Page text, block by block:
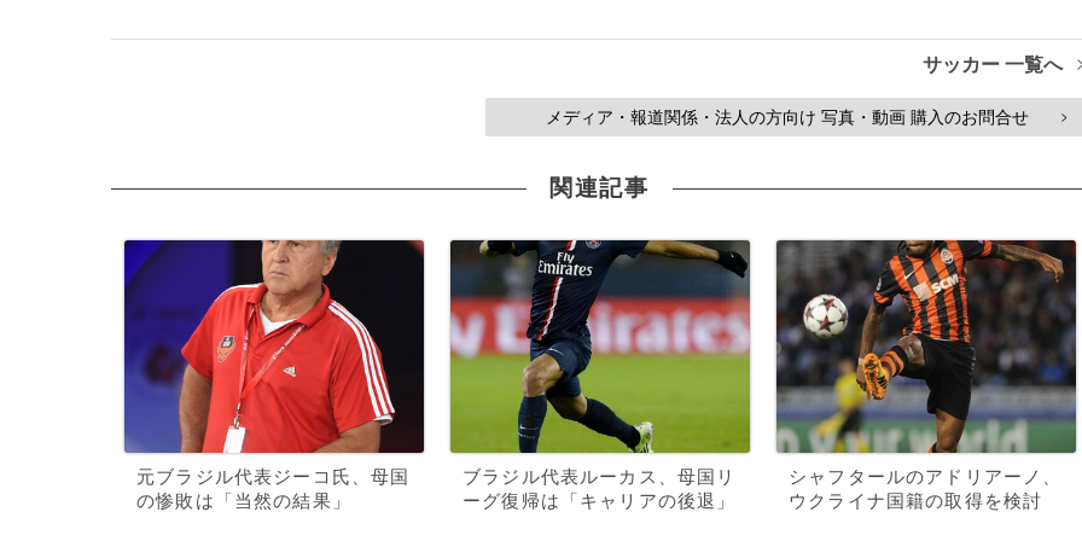
サッカー 一覧へ
メディア・報道関係・法人の方向け 写真・動画 購入のお問合せ >
関連記事
元ブラジル代表ジーコ氏、母国
の惨敗は「当然の結果」
ブラジル代表ルーカス、母国リ
ーグ復帰は「キャリアの後退」
シャフタールのアドリアーノ、
ウクライナ国籍の取得を検討